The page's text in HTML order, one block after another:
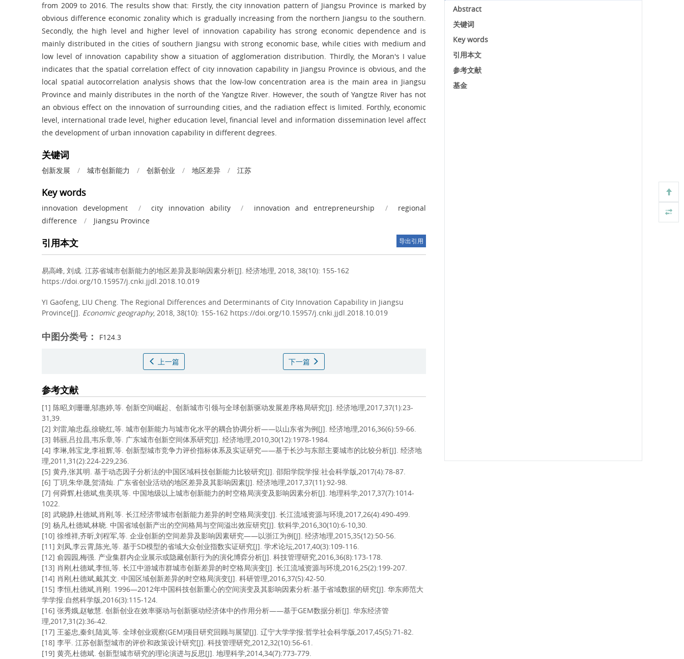
from 2009 to 2016. The results show that: Firstly, the city innovation pattern of Jiangsu Province is marked by
obvious difference economic zonality which is gradually increasing from the northern Jiangsu to the southern.
Secondly, the high level and higher level of innovation capability has strong economic dependence and is
mainly distributed in the cities of southern Jiangsu with strong economic base, while cities with medium and
low level of innovation capability show a situation of agglomeration distribution. Thirdly, the Moran's I value
indicates that the spatial correlation effect of city innovation capability in Jiangsu Province is obvious, and the
local spatial autocorrelation analysis shows that the low-low concentration area is the main area in Jiangsu
Province and mainly distributes in the north of the Yangtze River. However, the south of Yangtze River has not
an obvious effect on the innovation of surrounding cities, and the radiation effect is limited. Forthly, economic
level, international trade level, higher education level, financial level and information dissemination level affect
the development of urban innovation capability in different degrees.
关键词
创新发展 / 城市创新能力 / 创新创业 / 地区差异 / 江苏
Key words
innovation development / city innovation ability / innovation and entrepreneurship /
regional
difference
/ Jiangsu Province
引用本文 导出引用
易高峰, 刘成. 江苏省城市创新能力的地区差异及影响因素分析[J]. 经济地理, 2018, 38(10): 155-162
https://doi.org/10.15957/j.cnki.jjdl.2018.10.019
YI Gaofeng, LIU Cheng. The Regional Differences and Determinants of City Innovation Capability in Jiangsu
Province[J]. Economic geography, 2018, 38(10): 155-162 https://doi.org/10.15957/j.cnki.jjdl.2018.10.019
中图分类号： F124.3
上一篇 下一篇
参考文献
[1] 陈昭,刘珊珊,邬惠婷,等. 创新空间崛起、创新城市引领与全球创新驱动发展差序格局研究[J]. 经济地理,2017,37(1):23-
31,39.
[2] 刘雷,喻忠磊,徐晓红,等. 城市创新能力与城市化水平的耦合协调分析——以山东省为例[J]. 经济地理,2016,36(6):59-66.
[3] 韩丽,吕拉昌,韦乐章,等. 广东城市创新空间体系研究[J]. 经济地理,2010,30(12):1978-1984.
[4] 李琳,韩宝龙,李祖辉,等. 创新型城市竞争力评价指标体系及实证研究——基于长沙与东部主要城市的比较分析[J]. 经济地
理,2011,31(2):224-229,236.
[5] 黄丹,张其明. 基于动态因子分析法的中国区域科技创新能力比较研究[J]. 邵阳学院学报:社会科学版,2017(4):78-87.
[6] 丁玥,朱华晟,贺清灿. 广东省创业活动的地区差异及其影响因素[J]. 经济地理,2017,37(11):92-98.
[7] 何舜辉,杜德斌,焦美琪,等. 中国地级以上城市创新能力的时空格局演变及影响因素分析[J]. 地理科学,2017,37(7):1014-
1022.
[8] 武晓静,杜德斌,肖刚,等. 长江经济带城市创新能力差异的时空格局演变[J]. 长江流域资源与环境,2017,26(4):490-499.
[9] 杨凡,杜德斌,林晓. 中国省域创新产出的空间格局与空间溢出效应研究[J]. 软科学,2016,30(10):6-10,30.
[10] 徐维祥,齐昕,刘程军,等. 企业创新的空间差异及影响因素研究——以浙江为例[J]. 经济地理,2015,35(12):50-56.
[11] 刘凤,李云霄,陈光,等. 基于SD模型的省域大众创业指数实证研究[J]. 学术论坛,2017,40(3):109-116.
[12] 俞园园,梅强. 产业集群内企业展示或隐藏创新行为的演化博弈分析[J]. 科技管理研究,2016,36(8):173-178.
[13] 肖刚,杜德斌,李恒,等. 长江中游城市群城市创新差异的时空格局演变[J]. 长江流域资源与环境,2016,25(2):199-207.
[14] 肖刚,杜德斌,戴其文. 中国区域创新差异的时空格局演变[J]. 科研管理,2016,37(5):42-50.
[15] 李恒,杜德斌,肖刚. 1996—2012年中国科技创新重心的空间演变及其影响因素分析:基于省域数据的研究[J]. 华东师范大
学学报:自然科学版,2016(3):115-124.
[16] 张秀娥,赵敏慧. 创新创业在效率驱动与创新驱动经济体中的作用分析——基于GEM数据分析[J]. 华东经济管
理,2017,31(2):36-42.
[17] 王鉴忠,秦剑,陆岚,等. 全球创业观察(GEM)项目研究回顾与展望[J]. 辽宁大学学报:哲学社会科学版,2017,45(5):71-82.
[18] 李平. 江苏创新型城市的评价和政策设计研究[J]. 科技管理研究,2012,32(10):56-61.
[19] 黄亮,杜德斌. 创新型城市研究的理论演进与反思[J]. 地理科学,2014,34(7):773-779.
Abstract
关键词
Key words
引用本文
参考文献
基金